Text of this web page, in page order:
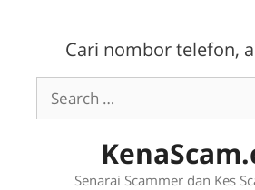
Cari nombor telefon,
Search
for:
Senarai Scammer dan Kes